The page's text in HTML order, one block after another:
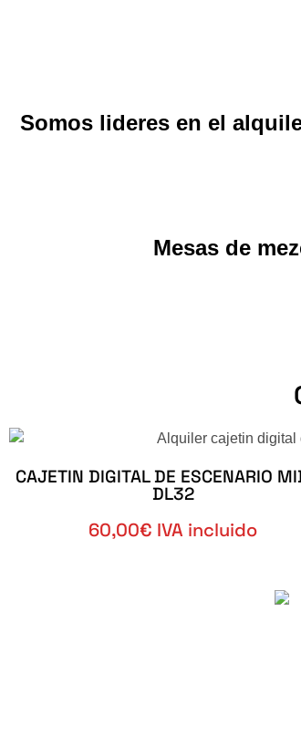
Somos lideres en el
Mesas de
CAJETIN DIGITAL DE ESCENARIO
DL32
60,00€ IVA incluido